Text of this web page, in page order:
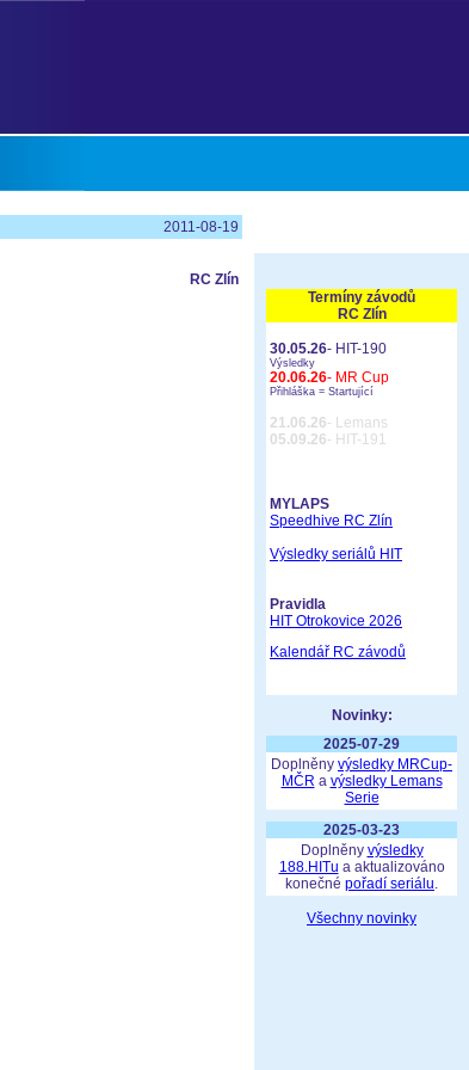
2011-08-19
RC Zlín
Termíny závodů
RC Zlín
30.05.26- HIT-190
Výsledky
20.06.26- MR Cup
Přihláška = Startující
21.06.26- Lemans
05.09.26- HIT-191
MYLAPS
Speedhive RC Zlín
Výsledky seriálů HIT
Pravidla
HIT Otrokovice 2026
Kalendář RC závodů
Novinky:
2025-07-29
Doplněny výsledky MRCup-
MČR a výsledky Lemans
Serie
2025-03-23
Doplněny výsledky
188.HITu a aktualizováno
konečné pořadí seriálu.
Všechny novinky